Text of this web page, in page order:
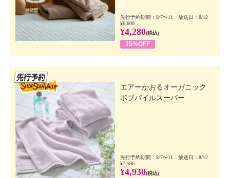
先行予約期間：8/7〜11 放送日：8/12
¥6,600
¥4,280(税込)
35%OFF
エアーかおるオーガニック
ボブパイルスーパー...
先行予約期間：8/7〜11 放送日：8/12
¥7,590
¥4,930(税込)